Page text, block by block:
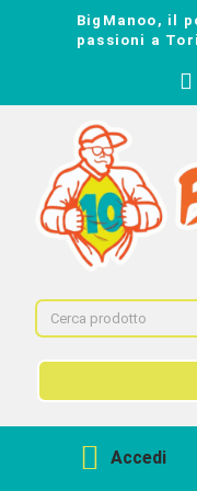
BigManoo, il
passioni a
Accedi